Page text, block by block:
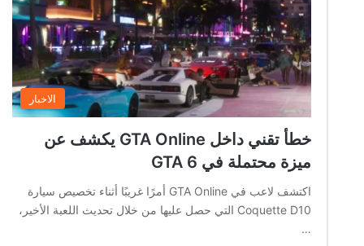
الاخبار
خطأ تقني داخل GTA Online يكشف عن
ميزة محتملة في GTA 6
اكتشف لاعب في GTA Online أمرًا غريبًا أثناء تخصيص سيارة
Coquette D10 التي حصل عليها من خلال تحديث اللعبة الأخير،
…